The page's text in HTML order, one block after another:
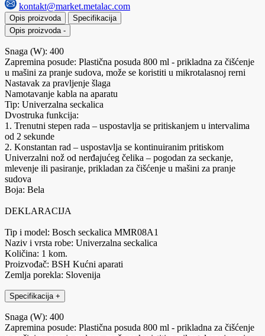
kontakt@market.metalac.com
Opis proizvoda
Specifikacija
Opis proizvoda -
Snaga (W): 400
Zapremina posude: Plastična posuda 800 ml - prikladna za čišćenje
u mašini za pranje sudova, može se koristiti u mikrotalasnoj rerni
Nastavak za pravljenje šlaga
Namotavanje kabla na aparatu
Tip: Univerzalna seckalica
Dvostruka funkcija:
1. Trenutni stepen rada – uspostavlja se pritiskanjem u intervalima
od 2 sekunde
2. Konstantan rad – uspostavlja se kontinuiranim pritiskom
Univerzalni nož od nerđajućeg čelika – pogodan za seckanje,
mlevenje ili pasiranje, prikladan za čišćenje u mašini za pranje
sudova
Boja: Bela
DEKLARACIJA
Tip i model: Bosch seckalica MMR08A1
Naziv i vrsta robe: Univerzalna seckalica
Količina: 1 kom.
Proizvođač: BSH Kućni aparati
Zemlja porekla: Slovenija
Specifikacija +
Snaga (W): 400
Zapremina posude: Plastična posuda 800 ml - prikladna za čišćenje